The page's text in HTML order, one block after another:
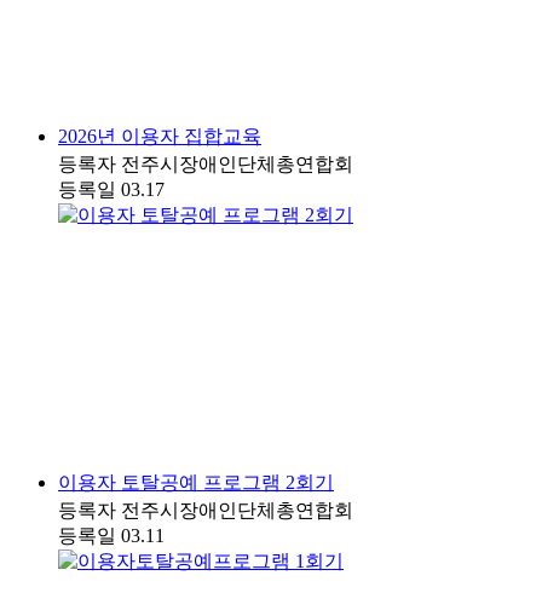
2026년 이용자 집합교육
등록자 전주시장애인단체총연합회
등록일 03.17
이용자 토탈공예 프로그램 2회기
등록자 전주시장애인단체총연합회
등록일 03.11